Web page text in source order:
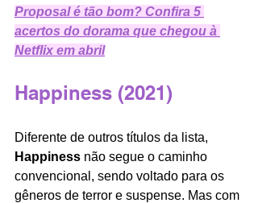
Proposal é tão bom? Confira 5
acertos do dorama que chegou à
Netflix em abril
Happiness (2021)
Diferente de outros títulos da lista,
Happiness não segue o caminho
convencional, sendo voltado para os
gêneros de terror e suspense. Mas com